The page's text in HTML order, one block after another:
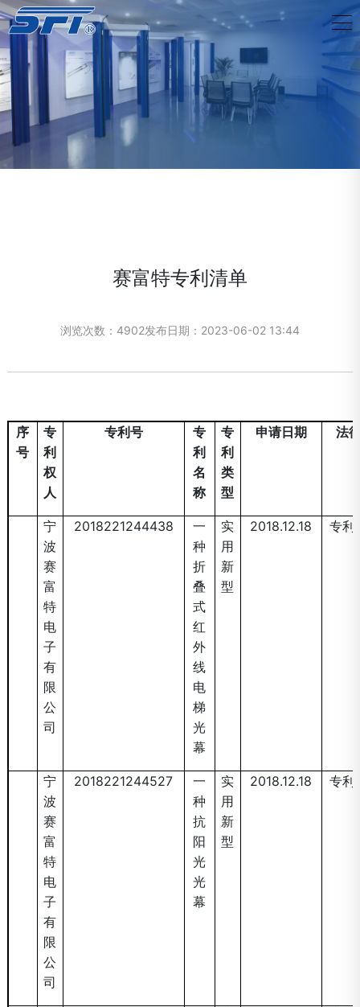
赛富特专利清单
浏览次数：4902发布日期：2023-06-02 13:44
序
号
专
利
权
人
专利号
专
利
名
称
专
利
类
型
申请日期 法
宁
波
赛
富
特
电
子
有
限
公
司
2018221244438
一
种
折
叠
式
红
外
线
电
梯
光
幕
实
用
新
型
2018.12.18 专利
宁
波
赛
富
特
电
子
有
限
公
司
2018221244527
一
种
抗
阳
光
光
幕
实
用
新
型
2018.12.18 专利